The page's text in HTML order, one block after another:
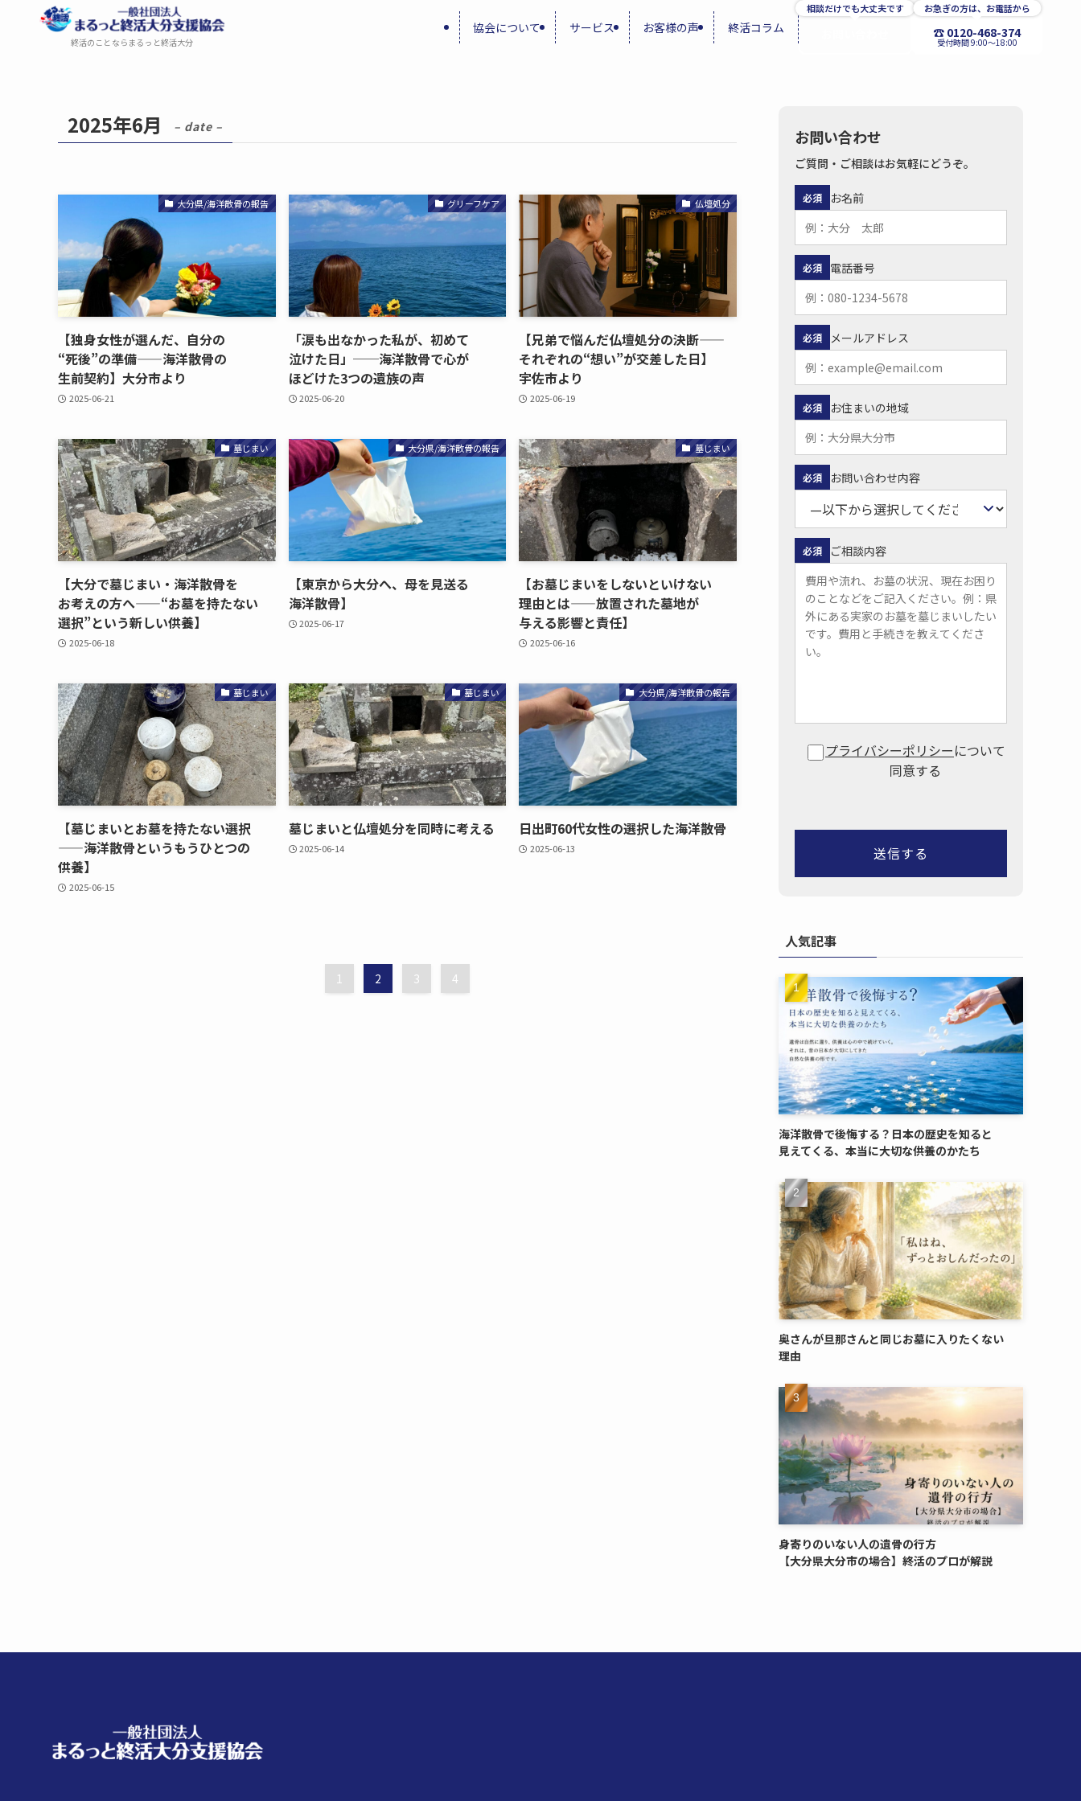
終活のことならまるっと終活大分
協会について サービス お客様の声 終活コラム
相談だけでも大丈夫です お急ぎの方は、お電話から
☎ 0120-468-374
受付時間 9:00〜18:00
2025年6月 – date –
大分県/海洋散骨の報告
【独​身女性が​選んだ、​自分の​
“死後”の​準備——海洋散骨の​
生前契約】大分市より
2025-06-21
グリーフケア
「涙も​出なかった​私が、​初めて​
泣けた​日」​──海洋散骨で​心が​
ほどけた​3つの​遺族の​声
2025-06-20
仏壇処分
【兄弟で​悩んだ​仏壇処分の​決断——
それぞれの​“想い”が​交差した​日】
宇佐市より
2025-06-19
墓じまい
【大分で​墓じまい・海洋散骨を​
お考えの​方​へ​——“お墓を​持たない​
選択”と​いう​新しい​供養】
2025-06-18
大分県/海洋散骨の報告
【東京から​大分へ、​母を​見送る​
海洋散骨】
2025-06-17
墓じまい
【お墓じまいを​しないと​いけない​
理由とは​——放置された​墓地が​
与える​影響と​責任】
2025-06-16
墓じまい
【墓じまいとお墓を​持たない​選択
——海洋散骨と​いう​もう​ひとつの​
供養】
2025-06-15
墓じまい
墓じまいと​仏壇処分を​同時に​考える
2025-06-14
大分県/海洋散骨の報告
日出町60​代女性の​選択した​海洋散骨
2025-06-13
1 2 3 4
お問い合わせ
ご質問・ご相談はお気軽にどうぞ。
お名前
必須
電話番号
必須
メールアドレス
必須
お住まいの地域
必須
お問い合わせ内容
必須
ご相談内容
必須
プライバシーポリシーについて
同意する
人気記事
海洋散骨で​後悔する？​日本の​歴史を​知ると​
見えてくる、​本当に​大切な​供養のかたち
奥さんが​旦那さんと​同じ​お墓に​入りたくない​
理由
身寄りのいない​人の​遺骨の​行方​
【大分県大分市の​場合】終活の​プロが​解説